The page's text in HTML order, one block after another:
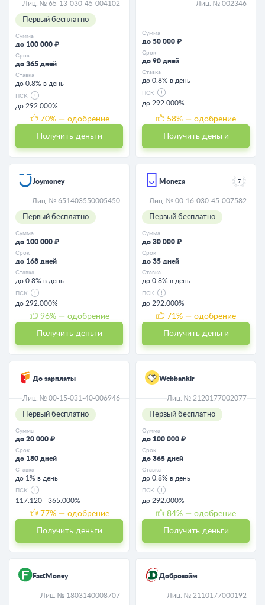
Лиц. № 65-13-030-45-004102
Первый бесплатно
Сумма
до 100 000 ₽
Срок
до 365 дней
Ставка
до 0.8% в день
ПСК
до 292.000%
70% — одобрение
Получить деньги
Лиц. № 002346
Сумма
до 50 000 ₽
Срок
до 90 дней
Ставка
до 0.8% в день
ПСК
до 292.000%
58% — одобрение
Получить деньги
Joymoney
Лиц. № 651403550005450
Первый бесплатно
Сумма
до 100 000 ₽
Срок
до 168 дней
Ставка
до 0.8% в день
ПСК
до 292.000%
96% — одобрение
Получить деньги
Moneza 7
Лиц. № 00-16-030-45-007582
Первый бесплатно
Сумма
до 30 000 ₽
Срок
до 35 дней
Ставка
до 0.8% в день
ПСК
до 292.000%
71 % — одобрение
Получить деньги
До зарплаты
Лиц. № 00-15-031-40-006946
Первый бесплатно
Сумма
до 20 000 ₽
Срок
до 180 дней
Ставка
до 1% в день
ПСК
117.120 - 365.000%
77% — одобрение
Получить деньги
Webbankir
Лиц. № 2120177002077
Первый бесплатно
Сумма
до 100 000 ₽
Срок
до 365 дней
Ставка
до 0.8% в день
ПСК
до 292.000%
84% — одобрение
Получить деньги
FastMoney
Лиц. № 1803140008707
Доброзайм
Лиц. № 2110177000192